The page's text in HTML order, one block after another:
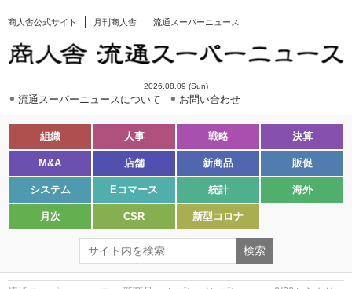
商人舎公式サイト 月刊商人舎 流通スーパーニュース
2026.08.09 (Sun)
流通スーパーニュースについて お問い合わせ
組織 人事 戦略 決算
M&A 店舗 新商品 販促
システム Eコマース 統計 海外
月次 CSR 新型コロナ